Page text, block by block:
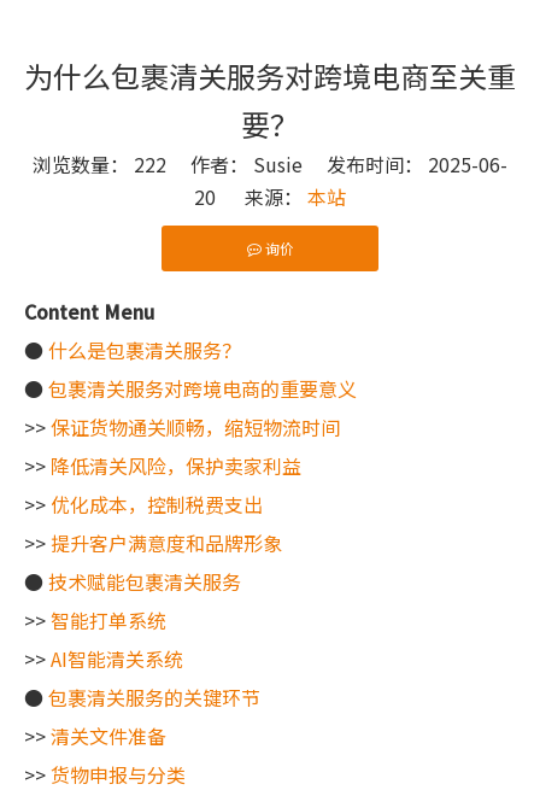
为什么包裹清关服务对跨境电商至关重
要？
浏览数量： 222 作者： Susie 发布时间： 2025-06-
20 来源： 本站
询价
["wechat"]
Content Menu
●什么是包裹清关服务？
●包裹清关服务对跨境电商的重要意义
>>保证货物通关顺畅，缩短物流时间
>> 降低清关风险，保护卖家利益
>> 优化成本，控制税费支出
>>提升客户满意度和品牌形象
●技术赋能包裹清关服务
>>智能打单系统
>>AI智能清关系统
●包裹清关服务的关键环节
>>清关文件准备
>>货物申报与分类